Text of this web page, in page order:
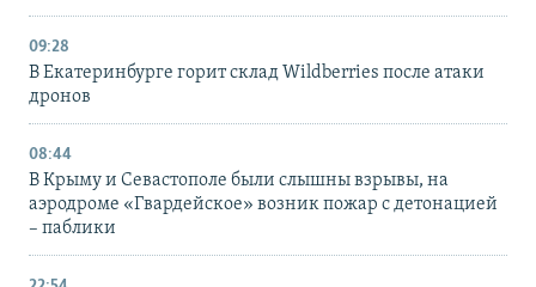
09:28
В Екатеринбурге горит склад Wildberries после атаки
дронов
08:44
В Крыму и Севастополе были слышны взрывы, на
аэродроме «Гвардейское» возник пожар с детонацией
– паблики